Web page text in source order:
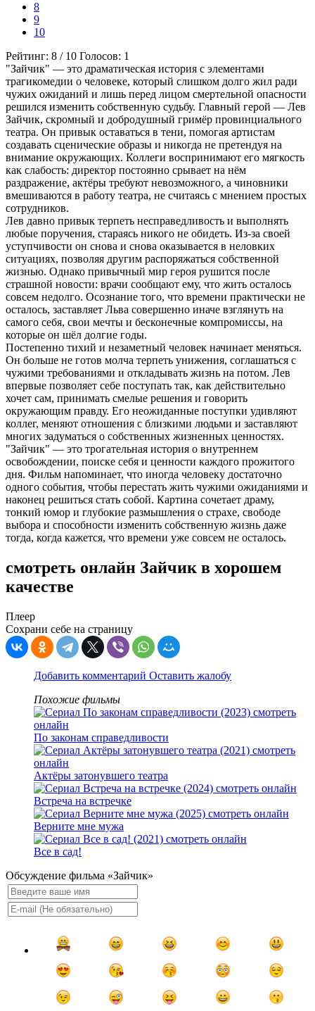
8
9
10
Рейтинг: 8 / 10 Голосов: 1
"Зайчик" — это драматическая история с элементами
трагикомедии о человеке, который слишком долго жил ради
чужих ожиданий и лишь перед лицом смертельной опасности
решился изменить собственную судьбу. Главный герой — Лев
Зайчик, скромный и добродушный гримёр провинциального
театра. Он привык оставаться в тени, помогая артистам
создавать сценические образы и никогда не претендуя на
внимание окружающих. Коллеги воспринимают его мягкость
как слабость: директор постоянно срывает на нём
раздражение, актёры требуют невозможного, а чиновники
вмешиваются в работу театра, не считаясь с мнением простых
сотрудников.
Лев давно привык терпеть несправедливость и выполнять
любые поручения, стараясь никого не обидеть. Из-за своей
уступчивости он снова и снова оказывается в неловких
ситуациях, позволяя другим распоряжаться собственной
жизнью. Однако привычный мир героя рушится после
страшной новости: врачи сообщают ему, что жить осталось
совсем недолго. Осознание того, что времени практически не
осталось, заставляет Льва совершенно иначе взглянуть на
самого себя, свои мечты и бесконечные компромиссы, на
которые он шёл долгие годы.
Постепенно тихий и незаметный человек начинает меняться.
Он больше не готов молча терпеть унижения, соглашаться с
чужими требованиями и откладывать жизнь на потом. Лев
впервые позволяет себе поступать так, как действительно
хочет сам, принимать смелые решения и говорить
окружающим правду. Его неожиданные поступки удивляют
коллег, меняют отношения с близкими людьми и заставляют
многих задуматься о собственных жизненных ценностях.
"Зайчик" — это трогательная история о внутреннем
освобождении, поиске себя и ценности каждого прожитого
дня. Фильм напоминает, что иногда человеку достаточно
одного события, чтобы перестать жить чужими ожиданиями и
наконец решиться стать собой. Картина сочетает драму,
тонкий юмор и глубокие размышления о страхе, свободе
выбора и способности изменить собственную жизнь даже
тогда, когда кажется, что времени уже совсем не осталось.
смотреть онлайн Зайчик в хорошем
качестве
Плеер
Сохрани себе на страницу
Добавить комментарий Оставить жалобу
Похожие фильмы
По законам справедливости
Актёры затонувшего театра
Встреча на встречке
Верните мне мужа
Все в сад!
Обсуждение фильма «Зайчик»